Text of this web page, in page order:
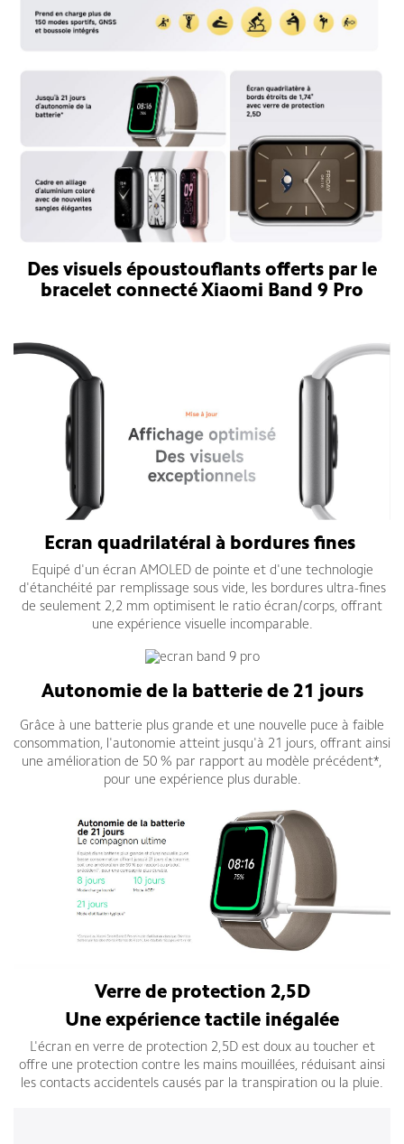
Des visuels époustouflants offerts par le
bracelet connecté Xiaomi Band 9 Pro
Ecran quadrilatéral à bordures fines
Equipé d'un écran AMOLED de pointe et d'une technologie
d'étanchéité par remplissage sous vide, les bordures ultra-fines
de seulement 2,2 mm optimisent le ratio écran/corps, offrant
une expérience visuelle incomparable.
Autonomie de la batterie de 21 jours
Grâce à une batterie plus grande et une nouvelle puce à faible
consommation, l'autonomie atteint jusqu'à 21 jours, offrant ainsi
une amélioration de 50 % par rapport au modèle précédent*,
pour une expérience plus durable.
Verre de protection 2,5D
Une expérience tactile inégalée
L'écran en verre de protection 2,5D est doux au toucher et
offre une protection contre les mains mouillées, réduisant ainsi
les contacts accidentels causés par la transpiration ou la pluie.